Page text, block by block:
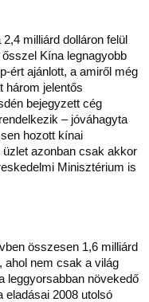
milliárd dolláron felül
Kína legnagyobb
ért ajánlott, a amiről még
három jelentős
bejegyzett cég
– jóváhagyta
hozott kínai
azonban csak akkor
Minisztérium is
összesen 1,6 milliárd
ahol nem csak a világ
leggyorsabban növekedő
eladásai 2008 utolsó